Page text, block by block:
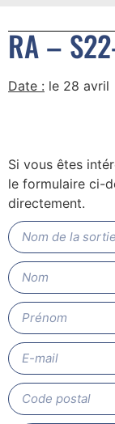
RA –
Date : le 28 avril
Si vous êtes
le formulaire ci-
directement.